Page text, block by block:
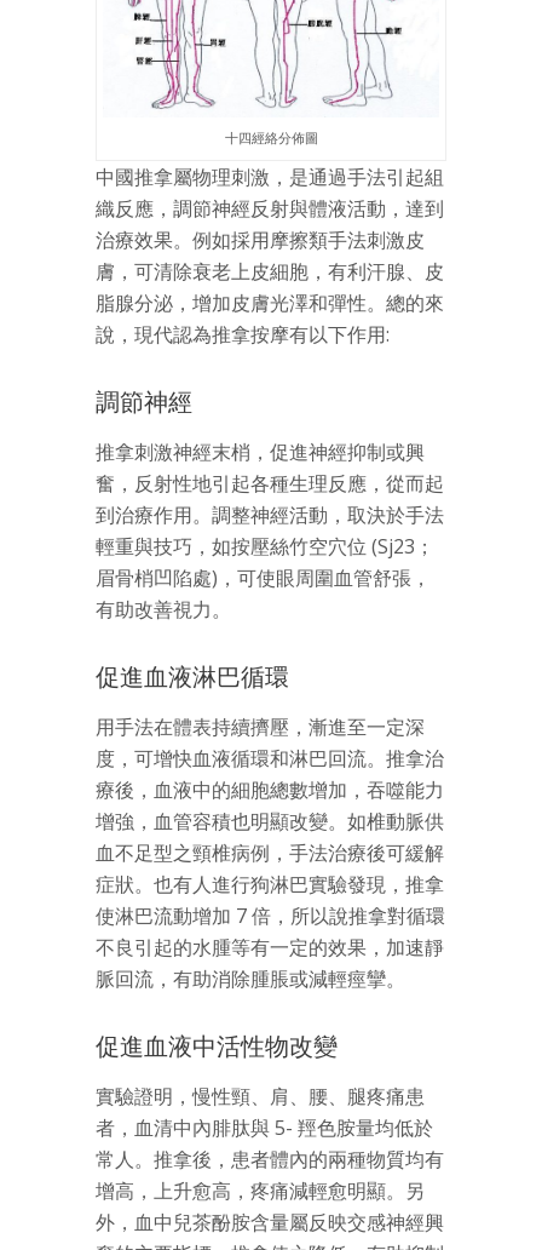
十四經絡分佈圖
中國推拿屬物理刺激，是通過手法引起組
織反應，調節神經反射與體液活動，達到
治療效果。例如採用摩擦類手法刺激皮
膚，可清除衰老上皮細胞，有利汗腺、皮
脂腺分泌，增加皮膚光澤和彈性。總的來
說，現代認為推拿按摩有以下作用:
調節神經
推拿刺激神經末梢，促進神經抑制或興
奮，反射性地引起各種生理反應，從而起
到治療作用。調整神經活動，取決於手法
輕重與技巧，如按壓絲竹空穴位 (Sj23；
眉骨梢凹陷處)，可使眼周圍血管舒張，
有助改善視力。
促進血液淋巴循環
用手法在體表持續擠壓，漸進至一定深
度，可增快血液循環和淋巴回流。推拿治
療後，血液中的細胞總數增加，吞噬能力
增強，血管容積也明顯改變。如椎動脈供
血不足型之頸椎病例，手法治療後可緩解
症狀。也有人進行狗淋巴實驗發現，推拿
使淋巴流動增加 7 倍，所以說推拿對循環
不良引起的水腫等有一定的效果，加速靜
脈回流，有助消除腫脹或減輕痙攣。
促進血液中活性物改變
實驗證明，慢性頸、肩、腰、腿疼痛患
者，血清中內腓肽與 5- 羥色胺量均低於
常人。推拿後，患者體內的兩種物質均有
增高，上升愈高，疼痛減輕愈明顯。另
外，血中兒茶酚胺含量屬反映交感神經興